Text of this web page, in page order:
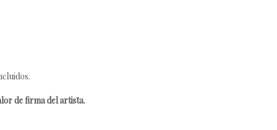
de firma del artista.